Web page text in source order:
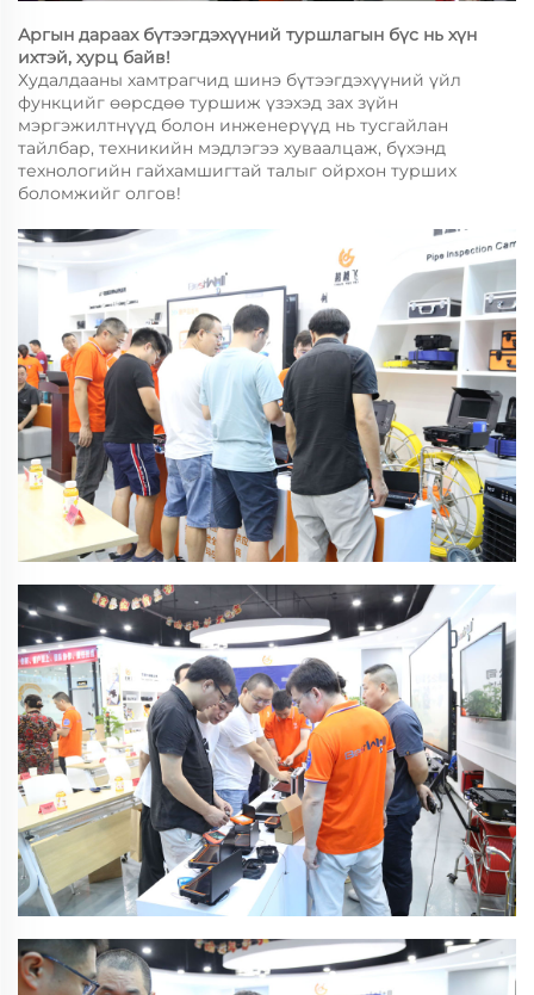
Аргын дараах бүтээгдэхүүний туршлагын бүс нь хүн
ихтэй, хурц байв!
Худалдааны хамтрагчид шинэ бүтээгдэхүүний үйл
функцийг өөрсдөө туршиж үзэхэд зах зүйн
мэргэжилтнүүд болон инженерүүд нь тусгайлан
тайлбар, техникийн мэдлэгээ хуваалцаж, бүхэнд
технологийн гайхамшигтай талыг ойрхон турших
боломжийг олгов!